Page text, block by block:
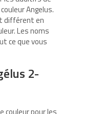
Angelus.
différent en
Les noms
ce que vous
2-